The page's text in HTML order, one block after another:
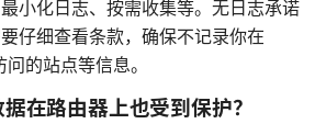
小化日志、按需收集等。无日志承诺
仔细查看条款，确保不记录你在
的站点等信息。
在路由器上也受到保护？